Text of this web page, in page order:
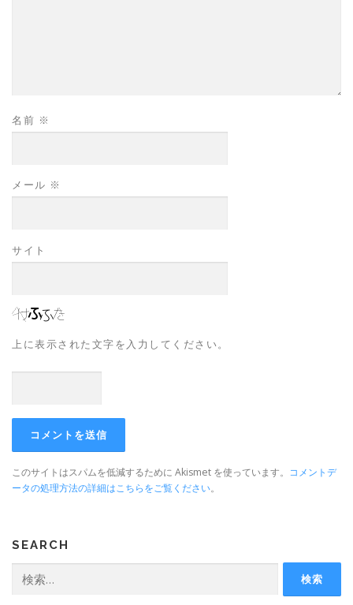
名前 ※
メール ※
サイト
上に表示された文字を入力してください。
このサイトはスパムを低減するために Akismet を使っています。 コメントデ
ータの処理方法の詳細はこちらをご覧ください。
SEARCH
索: